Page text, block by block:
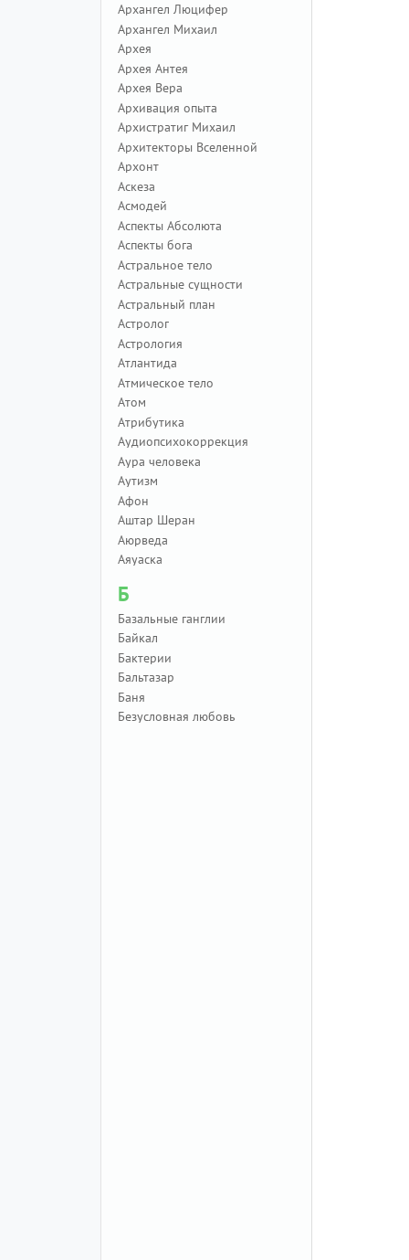
Архангел Люцифер
Архангел Михаил
Архея
Архея Антея
Архея Вера
Архивация опыта
Архистратиг Михаил
Архитекторы Вселенной
Архонт
Аскеза
Асмодей
Аспекты Абсолюта
Аспекты бога
Астральное тело
Астральные сущности
Астральный план
Астролог
Астрология
Атлантида
Атмическое тело
Атом
Атрибутика
Аудиопсихокоррекция
Аура человека
Аутизм
Афон
Аштар Шеран
Аюрведа
Аяуаска
Б
Базальные ганглии
Байкал
Бактерии
Бальтазар
Баня
Безусловная любовь